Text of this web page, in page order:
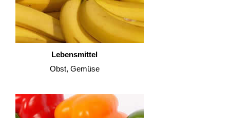
Lebensmittel
Obst, Gemüse